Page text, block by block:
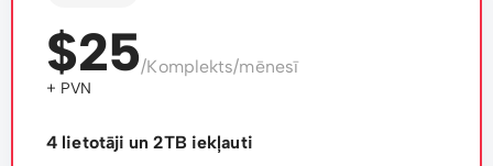
$25/Komplekts/mēnesī
+ PVN
4 lietotāji un 2TB iekļauti